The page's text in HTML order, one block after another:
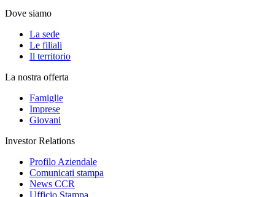
Dove siamo
La sede
Le filiali
Il territorio
La nostra offerta
Famiglie
Imprese
Giovani
Investor Relations
Profilo Aziendale
Comunicati stampa
News CCR
Ufficio Stampa